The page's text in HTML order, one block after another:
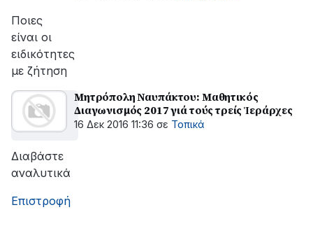
Ποιες
είναι οι
ειδικότητες
με ζήτηση
Μητρόπολη Ναυπάκτου: Μαθητικός
Διαγωνισμός 2017 γιά τούς τρείς Ἱεράρχες
16 Δεκ 2016 11:36 σε Τοπικά
Διαβάστε
αναλυτικά
Επιστροφή